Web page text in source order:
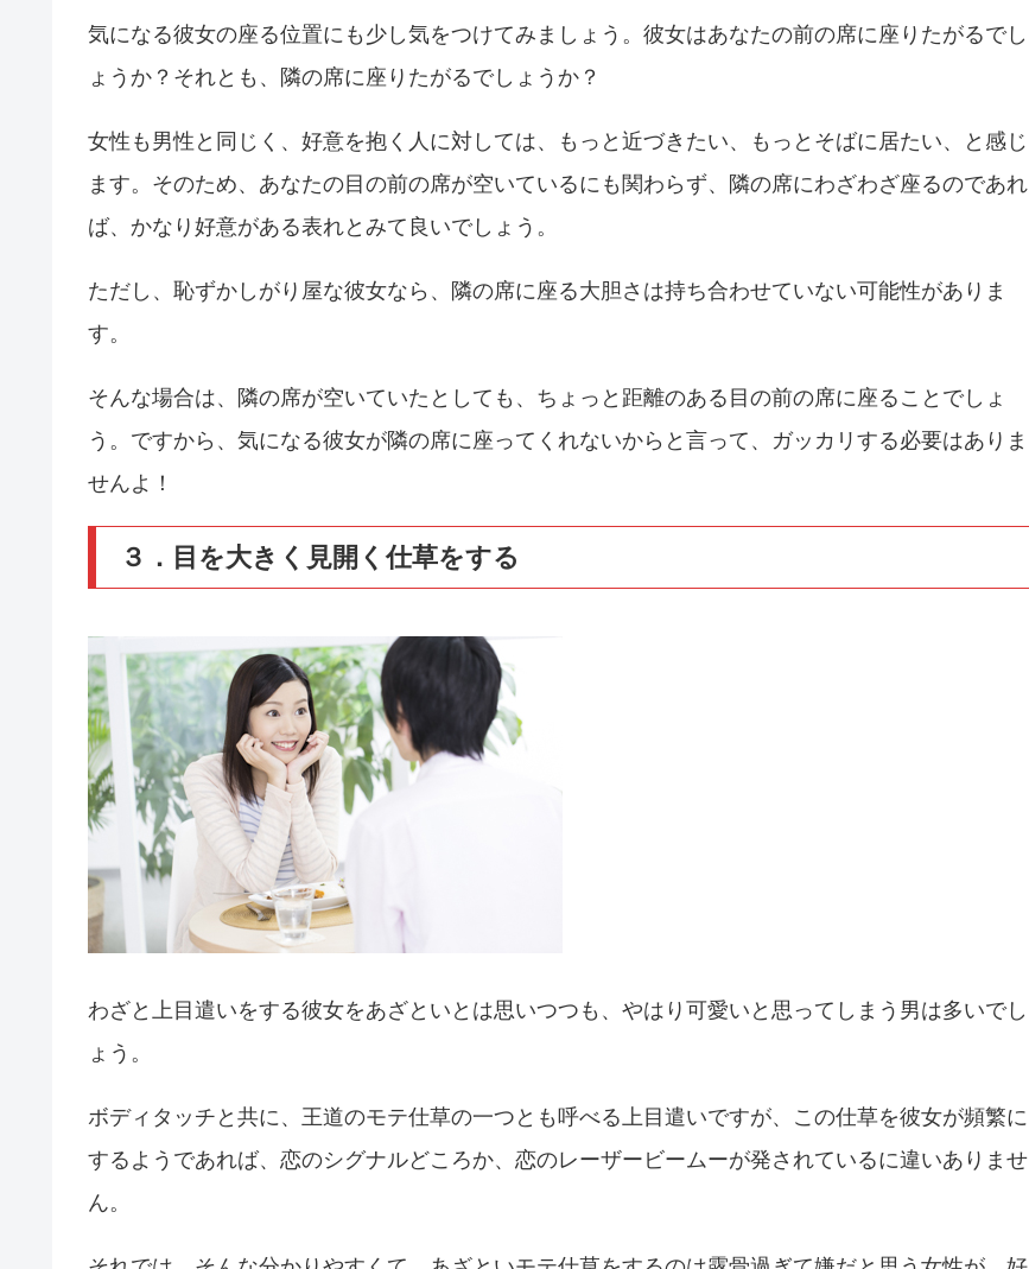
気になる彼女の座る位置にも少し気をつけてみましょう。彼女はあなたの前の席に座りたがるでし
ょうか？それとも、隣の席に座りたがるでしょうか？
女性も男性と同じく、好意を抱く人に対しては、もっと近づきたい、もっとそばに居たい、と感じ
ます。そのため、あなたの目の前の席が空いているにも関わらず、隣の席にわざわざ座るのであれ
ば、かなり好意がある表れとみて良いでしょう。
ただし、恥ずかしがり屋な彼女なら、隣の席に座る大胆さは持ち合わせていない可能性がありま
す。
そんな場合は、隣の席が空いていたとしても、ちょっと距離のある目の前の席に座ることでしょ
う。ですから、気になる彼女が隣の席に座ってくれないからと言って、ガッカリする必要はありま
せんよ！
３．目を大きく見開く仕草をする
わざと上目遣いをする彼女をあざといとは思いつつも、やはり可愛いと思ってしまう男は多いでし
ょう。
ボディタッチと共に、王道のモテ仕草の一つとも呼べる上目遣いですが、この仕草を彼女が頻繁に
するようであれば、恋のシグナルどころか、恋のレーザービームーが発されているに違いありませ
ん。